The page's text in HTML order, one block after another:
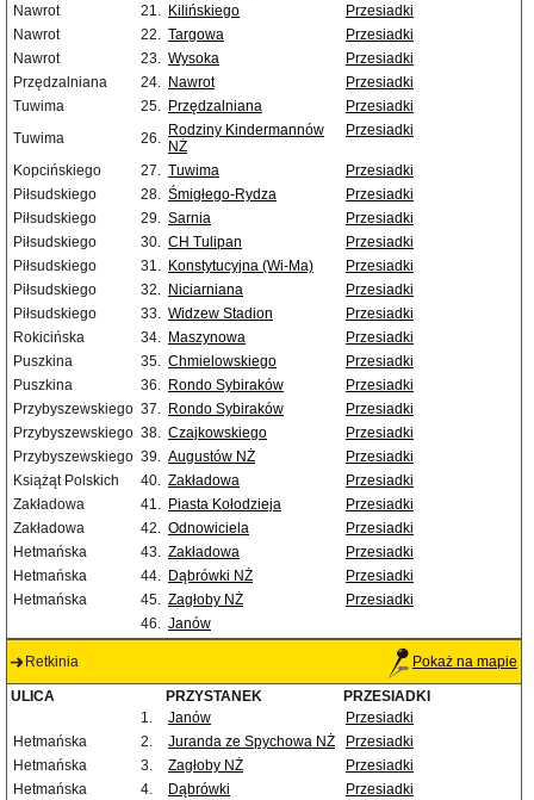
Nawrot
21. Kilińskiego
Przesiadki
Nawrot
22. Targowa
Przesiadki
Nawrot
23. Wysoka
Przesiadki
Przędzalniana
24. Nawrot
Przesiadki
Tuwima
25. Przędzalniana
Przesiadki
Tuwima
26. Rodziny Kindermannów
NŻ
Przesiadki
Kopcińskiego 27. Tuwima
Przesiadki
Piłsudskiego
28. Śmigłego-Rydza
Przesiadki
Piłsudskiego
29. Sarnia
Przesiadki
Piłsudskiego
30. CH Tulipan
Przesiadki
Piłsudskiego
31. Konstytucyjna (Wi-Ma)
Przesiadki
Piłsudskiego
32. Niciarniana
Przesiadki
Piłsudskiego
33. Widzew Stadion
Przesiadki
Rokicińska
34. Maszynowa
Przesiadki
Puszkina
35. Chmielowskiego
Przesiadki
Puszkina
36. Rondo Sybiraków
Przesiadki
Przybyszewskiego 37. Rondo Sybiraków
Przesiadki
Przybyszewskiego 38. Czajkowskiego
Przesiadki
Przybyszewskiego 39. Augustów NŻ
Przesiadki
Książąt Polskich
40. Zakładowa
Przesiadki
Zakładowa
41. Piasta Kołodzieja
Przesiadki
Zakładowa
42. Odnowiciela
Przesiadki
Hetmańska
43. Zakładowa
Przesiadki
Hetmańska
44. Dąbrówki NŻ
Przesiadki
Hetmańska
45. Zagłoby NŻ
Przesiadki
46. Janów
Retkinia Pokaż na mapie
ULICA PRZYSTANEK
PRZESIADKI
1.
Janów
Przesiadki
Hetmańska
2. Juranda ze Spychowa NŻ
Przesiadki
Hetmańska
3. Zagłoby NŻ
Przesiadki
Hetmańska
4. Dąbrówki
Przesiadki